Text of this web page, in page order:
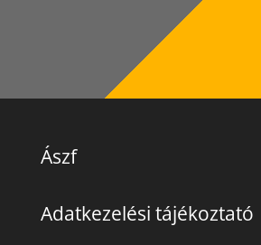
Ászf
Adatkezelési tájékoztató